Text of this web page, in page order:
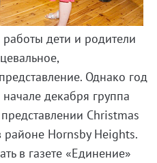
работы дети и родители
Однако год
декабря группа
Christmas
Hornsby Heights.
в газете «Единение»